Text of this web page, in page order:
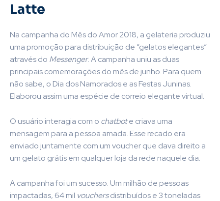
Latte
Na campanha do Mês do Amor 2018, a gelateria produziu
uma promoção para distribuição de “gelatos elegantes”
através do Messenger. A campanha uniu as duas
principais comemorações do mês de junho. Para quem
não sabe, o Dia dos Namorados e as Festas Juninas.
Elaborou assim uma espécie de correio elegante virtual.
O usuário interagia com o chatbote criava uma
mensagem para a pessoa amada. Esse recado era
enviado juntamente com um voucher que dava direito a
um gelato grátis em qualquer loja da rede naquele dia.
A campanha foi um sucesso. Um milhão de pessoas
impactadas, 64 mil vouchersdistribuídos e 3 toneladas